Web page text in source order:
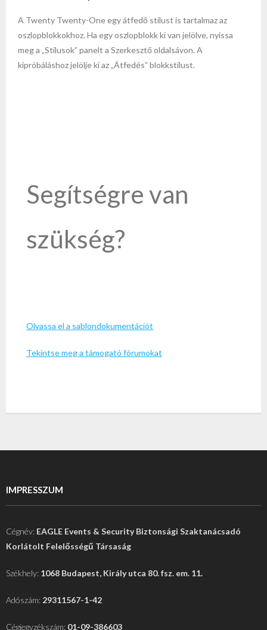
A Twenty Twenty-One egy átfedő stílust is tartalmaz az
oszlopblokkokhoz. Ha egy oszlopblokk ki van jelölve, nyissa
meg a „Stílusok” panelt a Szerkesztő oldalsávon. A
kipróbáláshoz jelölje ki az „Átfedés” blokkstílust.
Segítségre van
szükség?
Olvassa el a sablondokumentációt
Tekintse meg a támogató fórumokat
IMPRESSZUM
Cégnév: EAGLE Events & Security Biztonsági Szaktanácsadó
Korlátolt Felelősségű Társaság
Székhely: 1068 Budapest, Király utca 80. fsz. em. 11.
Adószám: 29311567-1-42
Cégjegyzékszám: 01-09-386603